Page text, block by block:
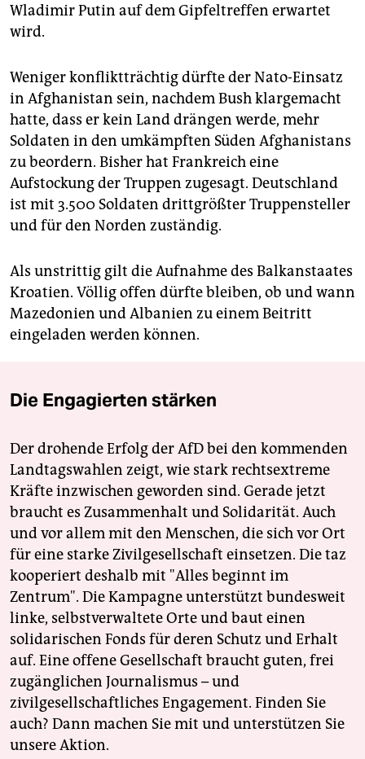
Wladimir Putin auf dem Gipfeltreffen erwartet
wird.
Weniger konfliktträchtig dürfte der Nato-Einsatz
in Afghanistan sein, nachdem Bush klargemacht
hatte, dass er kein Land drängen werde, mehr
Soldaten in den umkämpften Süden Afghanistans
zu beordern. Bisher hat Frankreich eine
Aufstockung der Truppen zugesagt. Deutschland
ist mit 3.500 Soldaten drittgrößter Truppensteller
und für den Norden zuständig.
Als unstrittig gilt die Aufnahme des Balkanstaates
Kroatien. Völlig offen dürfte bleiben, ob und wann
Mazedonien und Albanien zu einem Beitritt
eingeladen werden können.
Die Engagierten stärken
Der drohende Erfolg der AfD bei den kommenden
Landtagswahlen zeigt, wie stark rechtsextreme
Kräfte inzwischen geworden sind. Gerade jetzt
braucht es Zusammenhalt und Solidarität. Auch
und vor allem mit den Menschen, die sich vor Ort
für eine starke Zivilgesellschaft einsetzen. Die taz
kooperiert deshalb mit "Alles beginnt im
Zentrum". Die Kampagne unterstützt bundesweit
linke, selbstverwaltete Orte und baut einen
solidarischen Fonds für deren Schutz und Erhalt
auf. Eine offene Gesellschaft braucht guten, frei
zugänglichen Journalismus – und
zivilgesellschaftliches Engagement. Finden Sie
auch? Dann machen Sie mit und unterstützen Sie
unsere Aktion.